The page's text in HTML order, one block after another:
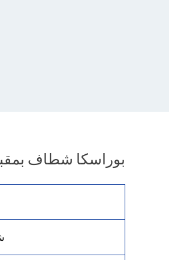
بوراسكا شطاف